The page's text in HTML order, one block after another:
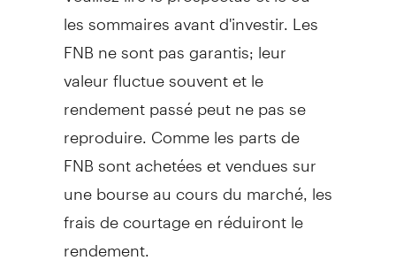
les sommaires avant d'investir. Les
FNB ne sont pas garantis; leur
valeur fluctue souvent et le
rendement passé peut ne pas se
reproduire. Comme les parts de
FNB sont achetées et vendues sur
une bourse au cours du marché, les
frais de courtage en réduiront le
rendement.